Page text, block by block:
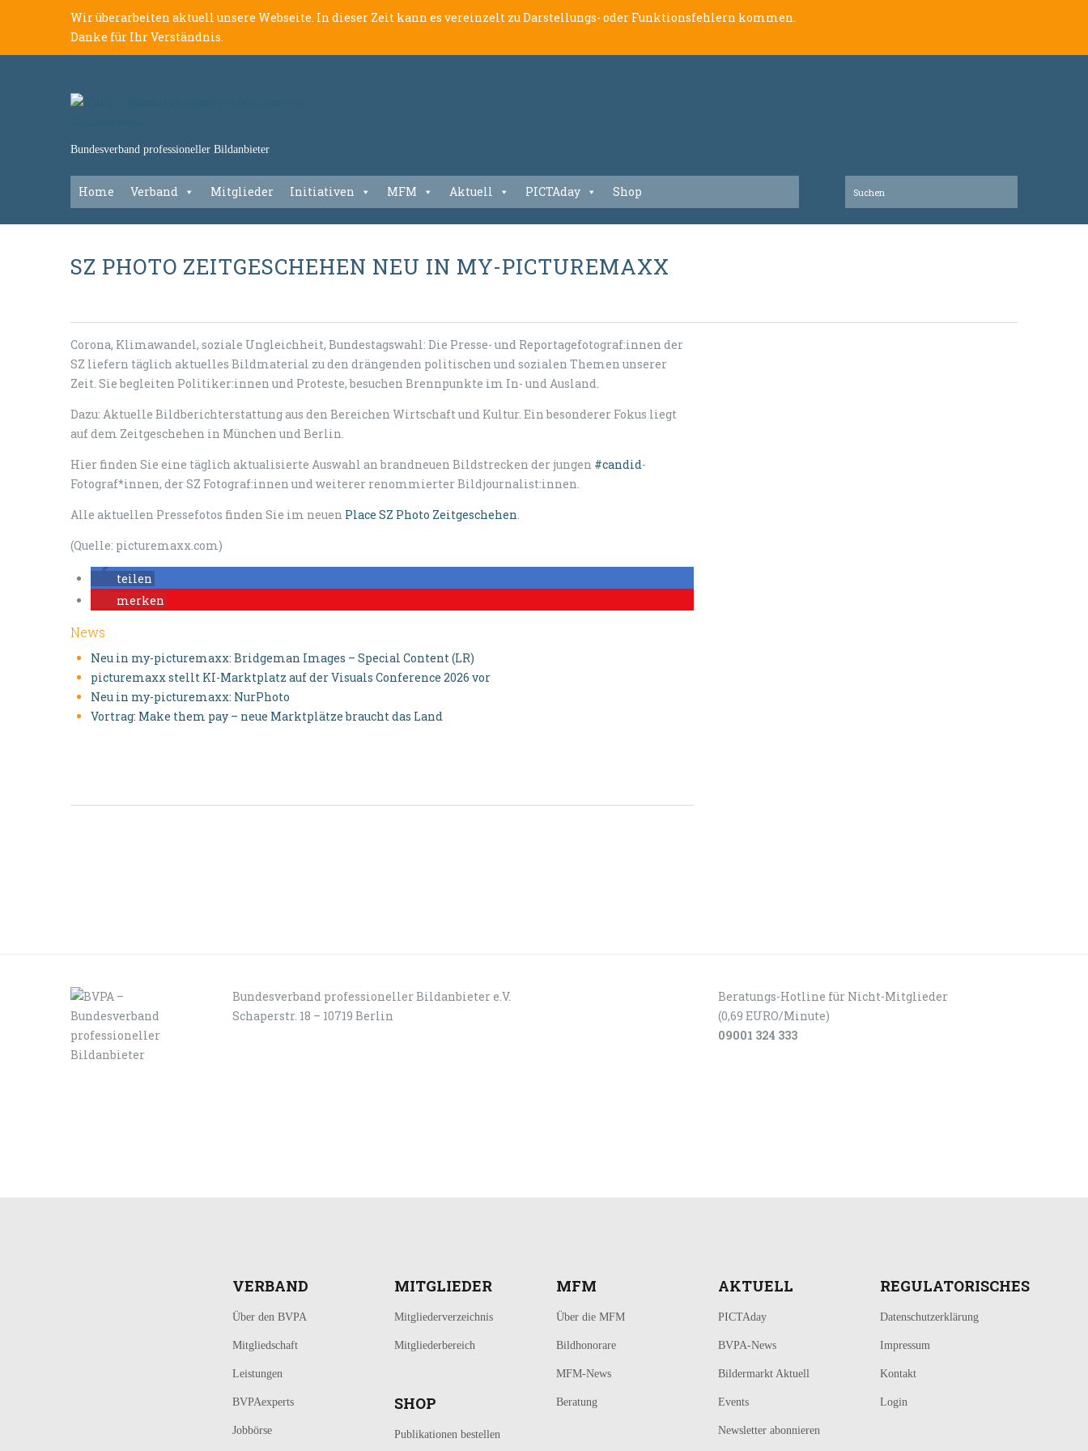
Wir überarbeiten aktuell unsere Webseite. In dieser Zeit kann es vereinzelt zu Darstellungs- oder Funktionsfehlern kommen.
Danke für Ihr Verständnis.
Bundesverband professioneller Bildanbieter
Home Verband Mitglieder Initiativen MFM Aktuell PICTAday Shop
SZ PHOTO ZEITGESCHEHEN NEU IN MY-PICTUREMAXX
Corona, Klimawandel, soziale Ungleichheit, Bundestagswahl: Die Presse- und Reportagefotograf:innen der
SZ liefern täglich aktuelles Bildmaterial zu den drängenden politischen und sozialen Themen unserer
Zeit. Sie begleiten Politiker:innen und Proteste, besuchen Brennpunkte im In- und Ausland.
Dazu: Aktuelle Bildberichterstattung aus den Bereichen Wirtschaft und Kultur. Ein besonderer Fokus liegt
auf dem Zeitgeschehen in München und Berlin.
Hier finden Sie eine täglich aktualisierte Auswahl an brandneuen Bildstrecken der jungen #candid-
Fotograf*innen, der SZ Fotograf:innen und weiterer renommierter Bildjournalist:innen.
Alle aktuellen Pressefotos finden Sie im neuen Place SZ Photo Zeitgeschehen.
(Quelle: picturemaxx.com)
teilen
merken
News
Neu in my-picturemaxx: Bridgeman Images – Special Content (LR)
picturemaxx stellt KI-Marktplatz auf der Visuals Conference 2026 vor
Neu in my-picturemaxx: NurPhoto
Vortrag: Make them pay – neue Marktplätze braucht das Land
Bundesverband professioneller Bildanbieter e.V.
Schaperstr. 18 – 10719 Berlin
Beratungs-Hotline für Nicht-Mitglieder
(0,69 EURO/Minute)
09001 324 333
VERBAND
Über den BVPA
Mitgliedschaft
Leistungen
BVPAexperts
Jobbörse
MITGLIEDER
Mitgliederverzeichnis
Mitgliederbereich
SHOP
Publikationen bestellen
MFM
Über die MFM
Bildhonorare
MFM-News
Beratung
AKTUELL
PICTAday
BVPA-News
Bildermarkt Aktuell
Events
Newsletter abonnieren
REGULATORISCHES
Datenschutzerklärung
Impressum
Kontakt
Login